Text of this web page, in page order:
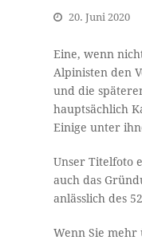
20. Juni 2020
Eine, wenn
Alpinisten den
und die
hauptsächlich
Einige unter
Unser Titelfoto
auch das
anlässlich des
Wenn Sie